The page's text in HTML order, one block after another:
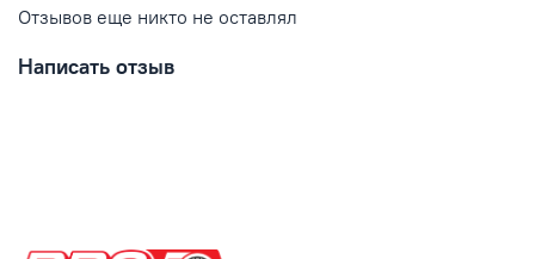
Отзывов еще никто не оставлял
Написать отзыв